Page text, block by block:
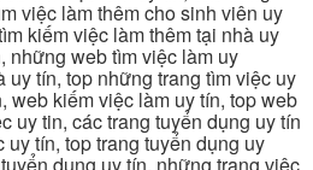
việc làm thêm cho sinh viên uy
kiếm việc làm thêm tại nhà uy
những web tìm việc làm uy
tín, top những trang tìm việc uy
web kiếm việc làm uy tín, top web
uy tin, các trang tuyển dụng uy tín
tín, top trang tuyển dụng uy
dụng uy tín, những trang việc